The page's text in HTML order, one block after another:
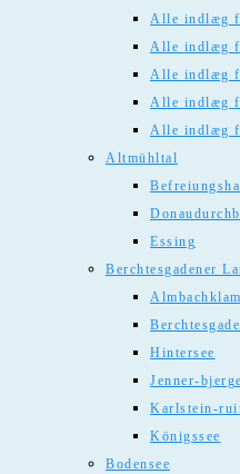
Alle indlæg
Alle indlæg
Alle indlæg
Alle indlæg
Alle indlæg
Altmühltal
Essing
Berchtesgadener
Hintersee
Jenner-
Karlstein-
Königssee
Bodensee